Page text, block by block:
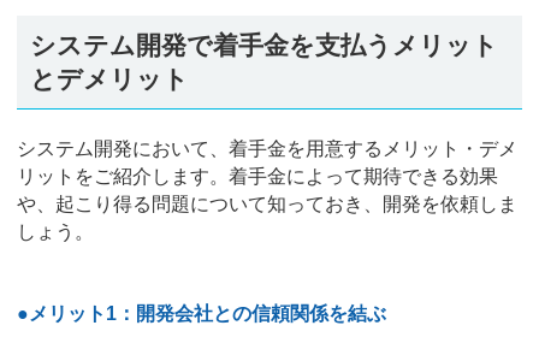
システム開発で着手金を支払うメリット
とデメリット
システム開発において、着手金を用意するメリット・デメ
リットをご紹介します。着手金によって期待できる効果
や、起こり得る問題について知っておき、開発を依頼しま
しょう。
●メリット1：開発会社との信頼関係を結ぶ